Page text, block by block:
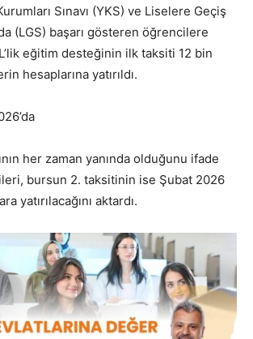
Sınavı (YKS) ve Liselere Geçiş
(LGS) başarı gösteren öğrencilere
eğitim desteğinin ilk taksiti 12 bin
hesaplarına yatırıldı.
her zaman yanında olduğunu ifade
bursun 2. taksitinin ise Şubat 2026
yatırılacağını aktardı.